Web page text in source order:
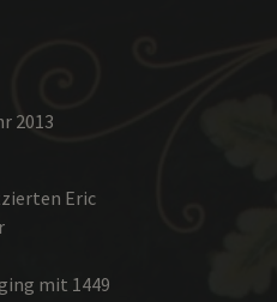
2013
Eric
mit 1449